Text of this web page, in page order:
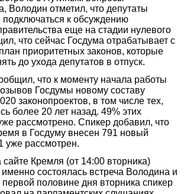
Володин отметил, что депутаты
к обсуждению
еще на стадии нулевого
что сейчас Госдума отрабатывает с
приоритетных законов, которые
до ухода депутатов в отпуск.
что к моменту начала работы
Госдумы новому составу
законопроектов, в том числе тех,
более 20 лет назад. 49% этих
рассмотрено. Спикер добавил, что
в Госдуму внесен 791 новый
уже рассмотрен.
Кремля (от 14:00 вторника)
именно состоялась встреча Володина и
половине дня вторника спикер